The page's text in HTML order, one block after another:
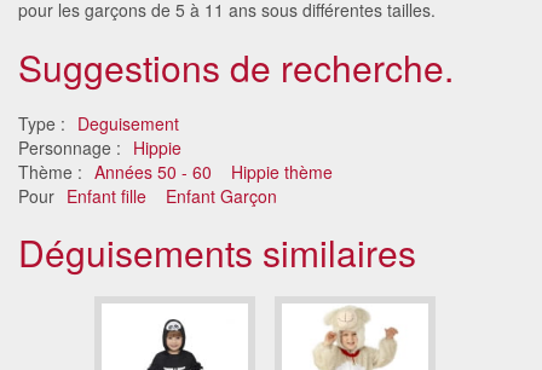
pour les garçons de 5 à 11 ans sous différentes tailles.
Suggestions de recherche.
Type : Deguisement
Personnage : Hippie
Thème : Années 50 - 60
Hippie thème
Pour Enfant fille Enfant Garçon
Déguisements similaires